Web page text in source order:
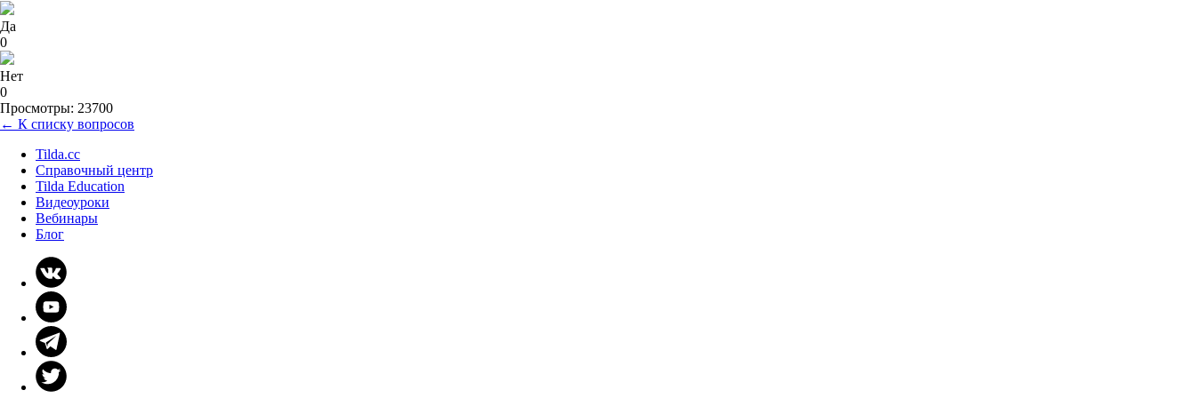
Да
0
Нет
0
Просмотры: 23700
← К списку вопросов
Tilda.cc
Справочный центр
Tilda Education
Видеоуроки
Вебинары
Блог